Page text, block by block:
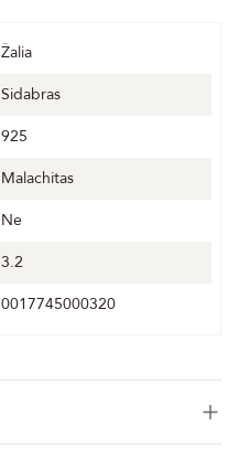
Žalia
Sidabras
925
Malachitas
Ne
3.2
0017745000320